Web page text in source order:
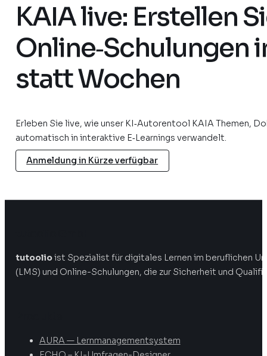
KAIA live: Erstellen
Online‑Schulungen
statt Wochen
Erleben Sie live, wie unser KI‑Autorentool KAIA Themen,
automatisch in interaktive E‑Learnings verwandelt.
Anmeldung in Kürze verfügbar
tutoolioist Spezialist für digitales Lernen im beruflichen
(LMS) und Online-Schulungen, die zur Sicherheit und
AURA — Lernmanagementsystem